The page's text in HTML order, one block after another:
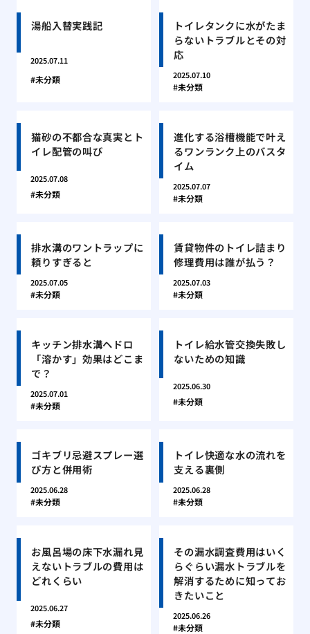
湯船入替実践記
2025.07.11
未分類
トイレタンクに水がたま
らないトラブルとその対
応
2025.07.10
未分類
猫砂の不都合な真実とト
イレ配管の叫び
2025.07.08
未分類
進化する浴槽機能で叶え
るワンランク上のバスタ
イム
2025.07.07
未分類
排水溝のワントラップに
頼りすぎると
2025.07.05
未分類
賃貸物件のトイレ詰まり
修理費用は誰が払う？
2025.07.03
未分類
キッチン排水溝ヘドロ
「溶かす」効果はどこま
で？
2025.07.01
未分類
トイレ給水管交換失敗し
ないための知識
2025.06.30
未分類
ゴキブリ忌避スプレー選
び方と併用術
2025.06.28
未分類
トイレ快適な水の流れを
支える裏側
2025.06.28
未分類
お風呂場の床下水漏れ見
えないトラブルの費用は
どれくらい
2025.06.27
未分類
その漏水調査費用はいく
らぐらい漏水トラブルを
解消するために知ってお
きたいこと
2025.06.26
未分類